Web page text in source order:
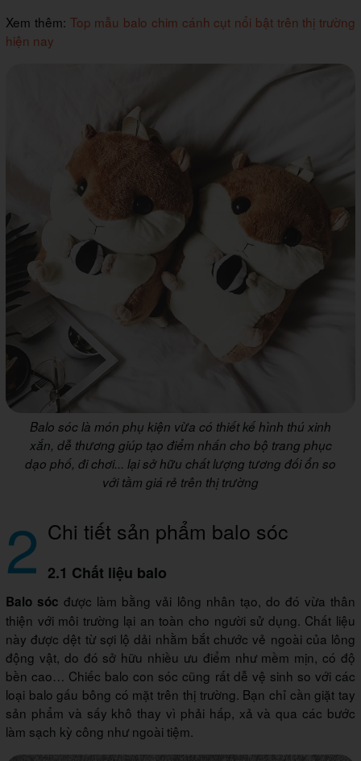
Xem thêm: Top mẫu balo chim cánh cụt nổi bật trên thị trường
hiện nay
Balo sóc là món phụ kiện vừa có thiết kế hình thú xinh
xắn, dễ thương giúp tạo điểm nhấn cho bộ trang phục
dạo phố, đi chơi... lại sở hữu chất lượng tương đối ổn so
với tầm giá rẻ trên thị trường
2 Chi tiết sản phẩm balo sóc
2.1 Chất liệu balo
Balo sóc được làm bằng vải lông nhân tạo, do đó vừa thân
thiện với môi trường lại an toàn cho người sử dụng. Chất liệu
này được dệt từ sợi lộ dải nhằm bắt chước vẻ ngoài của lông
động vật, do đó sở hữu nhiều ưu điểm như mềm mịn, có độ
bền cao… Chiếc balo con sóc cũng rất dễ vệ sinh so với các
loại balo gấu bông có mặt trên thị trường. Bạn chỉ cần giặt tay
sản phẩm và sấy khô thay vì phải hấp, xả và qua các bước
làm sạch kỳ công như ngoài tiệm.